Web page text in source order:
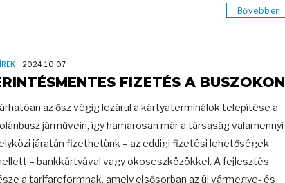
Bővebben
2024.10.07
FIZETÉS A BUSZOKON
az ősz végig lezárul a kártyaterminálok telepítése a
járművein, így hamarosan már a társaság valamennyi
járatán fizethetünk – az eddigi fizetési lehetőségek
– bankkártyával vagy okoseszközökkel. A fejlesztés
a tarifareformnak, amely elsősorban az új vármegye- és